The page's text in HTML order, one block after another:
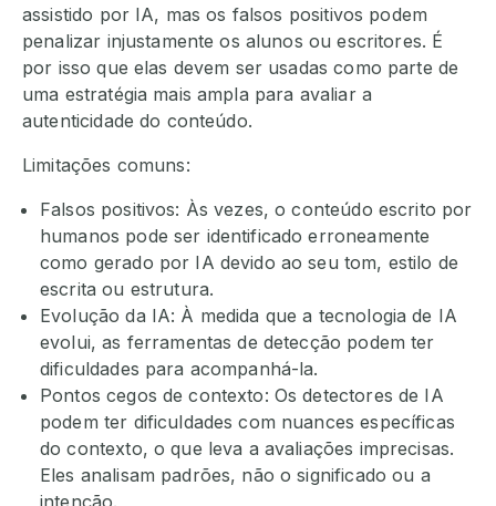
assistido por IA, mas os falsos positivos podem
penalizar injustamente os alunos ou escritores. É
por isso que elas devem ser usadas como parte de
uma estratégia mais ampla para avaliar a
autenticidade do conteúdo.
Limitações comuns:
Falsos positivos: Às vezes, o conteúdo escrito por
humanos pode ser identificado erroneamente
como gerado por IA devido ao seu tom, estilo de
escrita ou estrutura.
Evolução da IA: À medida que a tecnologia de IA
evolui, as ferramentas de detecção podem ter
dificuldades para acompanhá-la.
Pontos cegos de contexto: Os detectores de IA
podem ter dificuldades com nuances específicas
do contexto, o que leva a avaliações imprecisas.
Eles analisam padrões, não o significado ou a
intenção.